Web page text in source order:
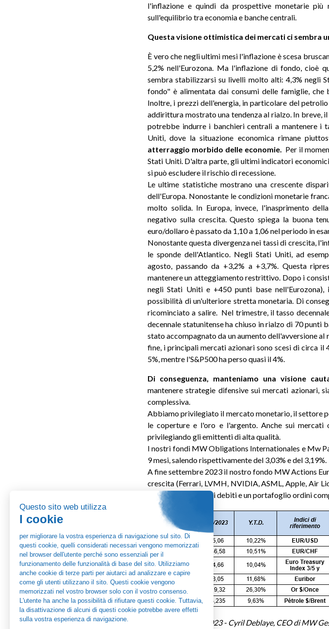
l'inflazione e quindi da prospettive monetarie
sull'equilibrio tra economia e banche centrali.
Questa visione ottimistica dei mercati ci sembra
È vero che negli ultimi mesi l'inflazione è scesa
5,2% nell'Eurozona. Ma l'inflazione di fondo, cioè
sembra stabilizzarsi su livelli molto alti: 4,3% negli
fondo" è alimentata dai consumi delle famiglie,
Inoltre, i prezzi dell'energia, in particolare del
addirittura mostrato una tendenza al rialzo. In breve,
potrebbe indurre i banchieri centrali a mantenere i
Uniti, dove la situazione economica rimane
atterraggio morbido delle economie. Per il
Stati Uniti. D'altra parte, gli ultimi indicatori
si può escludere il rischio di recessione.
Le ultime statistiche mostrano una crescente
dell'Europa. Nonostante le condizioni monetarie
molto solida. In Europa, invece, l'inasprimento
negativo sulla crescita. Questo spiega la buona
euro/dollaro è passato da 1,10 a 1,06 nel periodo in
Nonostante questa divergenza nei tassi di crescita,
le sponde dell'Atlantico. Negli Stati Uniti, ad
agosto, passando da +3,2% a +3,7%. Questa
mantenere un atteggiamento restrittivo. Dopo i
negli Stati Uniti e +450 punti base
possibilità di un'ulteriore stretta monetaria. Di
ricominciato a salire. Nel trimestre, il tasso
decennale statunitense ha chiuso in rialzo di 70 punti
stato accompagnato da un aumento dell'avversione
fine, i principali mercati azionari sono scesi di circa il
5%, mentre l'S&P500 ha perso quasi il 4%.
Di conseguenza, manteniamo una visione
mantenere strategie difensive sui mercati azionari,
complessiva.
Abbiamo privilegiato il mercato monetario, il settore
le coperture e l'oro e l'argento. Anche sui mercati
privilegiando gli emittenti di alta qualità.
I nostri fondi MW Obligations Internationales e Mw
9 mesi, salendo rispettivamente del 3,03% e del 3,19%.
A fine settembre 2023 il nostro fondo MW Actions
crescita (Ferrari, LVMH, NVIDIA, ASML, Apple, Air
molto sani con pochi debiti e un portafoglio ordini
Redatto il 24/10/2023 - Cyril Deblaye, CEO di MW